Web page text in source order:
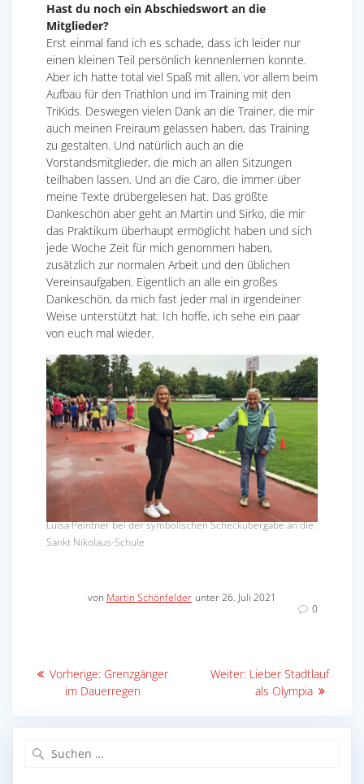
Hast du noch ein Abschiedswort an die
Mitglieder?
Erst einmal fand ich es schade, dass ich leider nur
einen kleinen Teil persönlich kennenlernen konnte.
Aber ich hatte total viel Spaß mit allen, vor allem beim
Aufbau für den Triathlon und im Training mit den
TriKids. Deswegen vielen Dank an die Trainer, die mir
auch meinen Freiraum gelassen haben, das Training
zu gestalten. Und natürlich auch an die
Vorstandsmitglieder, die mich an allen Sitzungen
teilhaben lassen. Und an die Caro, die immer über
meine Texte drübergelesen hat. Das größte
Dankeschön aber geht an Martin und Sirko, die mir
das Praktikum überhaupt ermöglicht haben und sich
jede Woche Zeit für mich genommen haben,
zusätzlich zur normalen Arbeit und den üblichen
Vereinsaufgaben. Eigentlich an alle ein großes
Dankeschön, da mich fast jeder mal in irgendeiner
Weise unterstützt hat. Ich hoffe, ich sehe ein paar
von euch mal wieder.
Luisa Peintner bei der symbolischen Scheckübergabe an die
Sankt Nikolaus-Schule
von Martin Schönfelder unter 26. Juli 2021
0
Beitragsnavigation
Vorherige: Vorheriger
Beitrag:
Grenzgänger
im Dauerregen
Weiter: Nächster
Beitrag:
Lieber Stadtlauf
als Olympia